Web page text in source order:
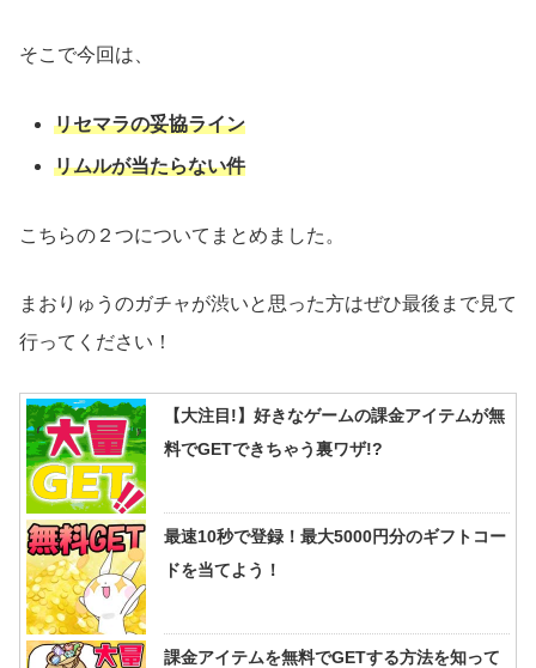
そこで今回は、
リセマラの妥協ライン
リムルが当たらない件
こちらの２つについてまとめました。
まおりゅうのガチャが渋いと思った方はぜひ最後まで見て
行ってください！
【大注目!】好きなゲームの課金アイテムが無
料でGETできちゃう裏ワザ!?
最速10秒で登録！最大5000円分のギフトコー
ドを当てよう！
課金アイテムを無料でGETする方法を知って